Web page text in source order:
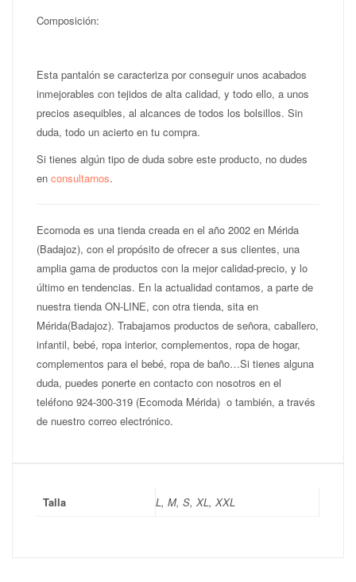
Composición:
Esta pantalón se caracteriza por conseguir unos acabados
inmejorables con tejidos de alta calidad, y todo ello, a unos
precios asequibles, al alcances de todos los bolsillos. Sin
duda, todo un acierto en tu compra.
Si tienes algún tipo de duda sobre este producto, no dudes
en consultarnos.
Ecomoda es una tienda creada en el año 2002 en Mérida
(Badajoz), con el propósito de ofrecer a sus clientes, una
amplia gama de productos con la mejor calidad-precio, y lo
último en tendencias. En la actualidad contamos, a parte de
nuestra tienda ON-LINE, con otra tienda, sita en
Mérida(Badajoz). Trabajamos productos de señora, caballero,
infantil, bebé, ropa interior, complementos, ropa de hogar,
complementos para el bebé, ropa de baño…Si tienes alguna
duda, puedes ponerte en contacto con nosotros en el
teléfono 924-300-319 (Ecomoda Mérida) o también, a través
de nuestro correo electrónico.
Talla L, M, S, XL, XXL